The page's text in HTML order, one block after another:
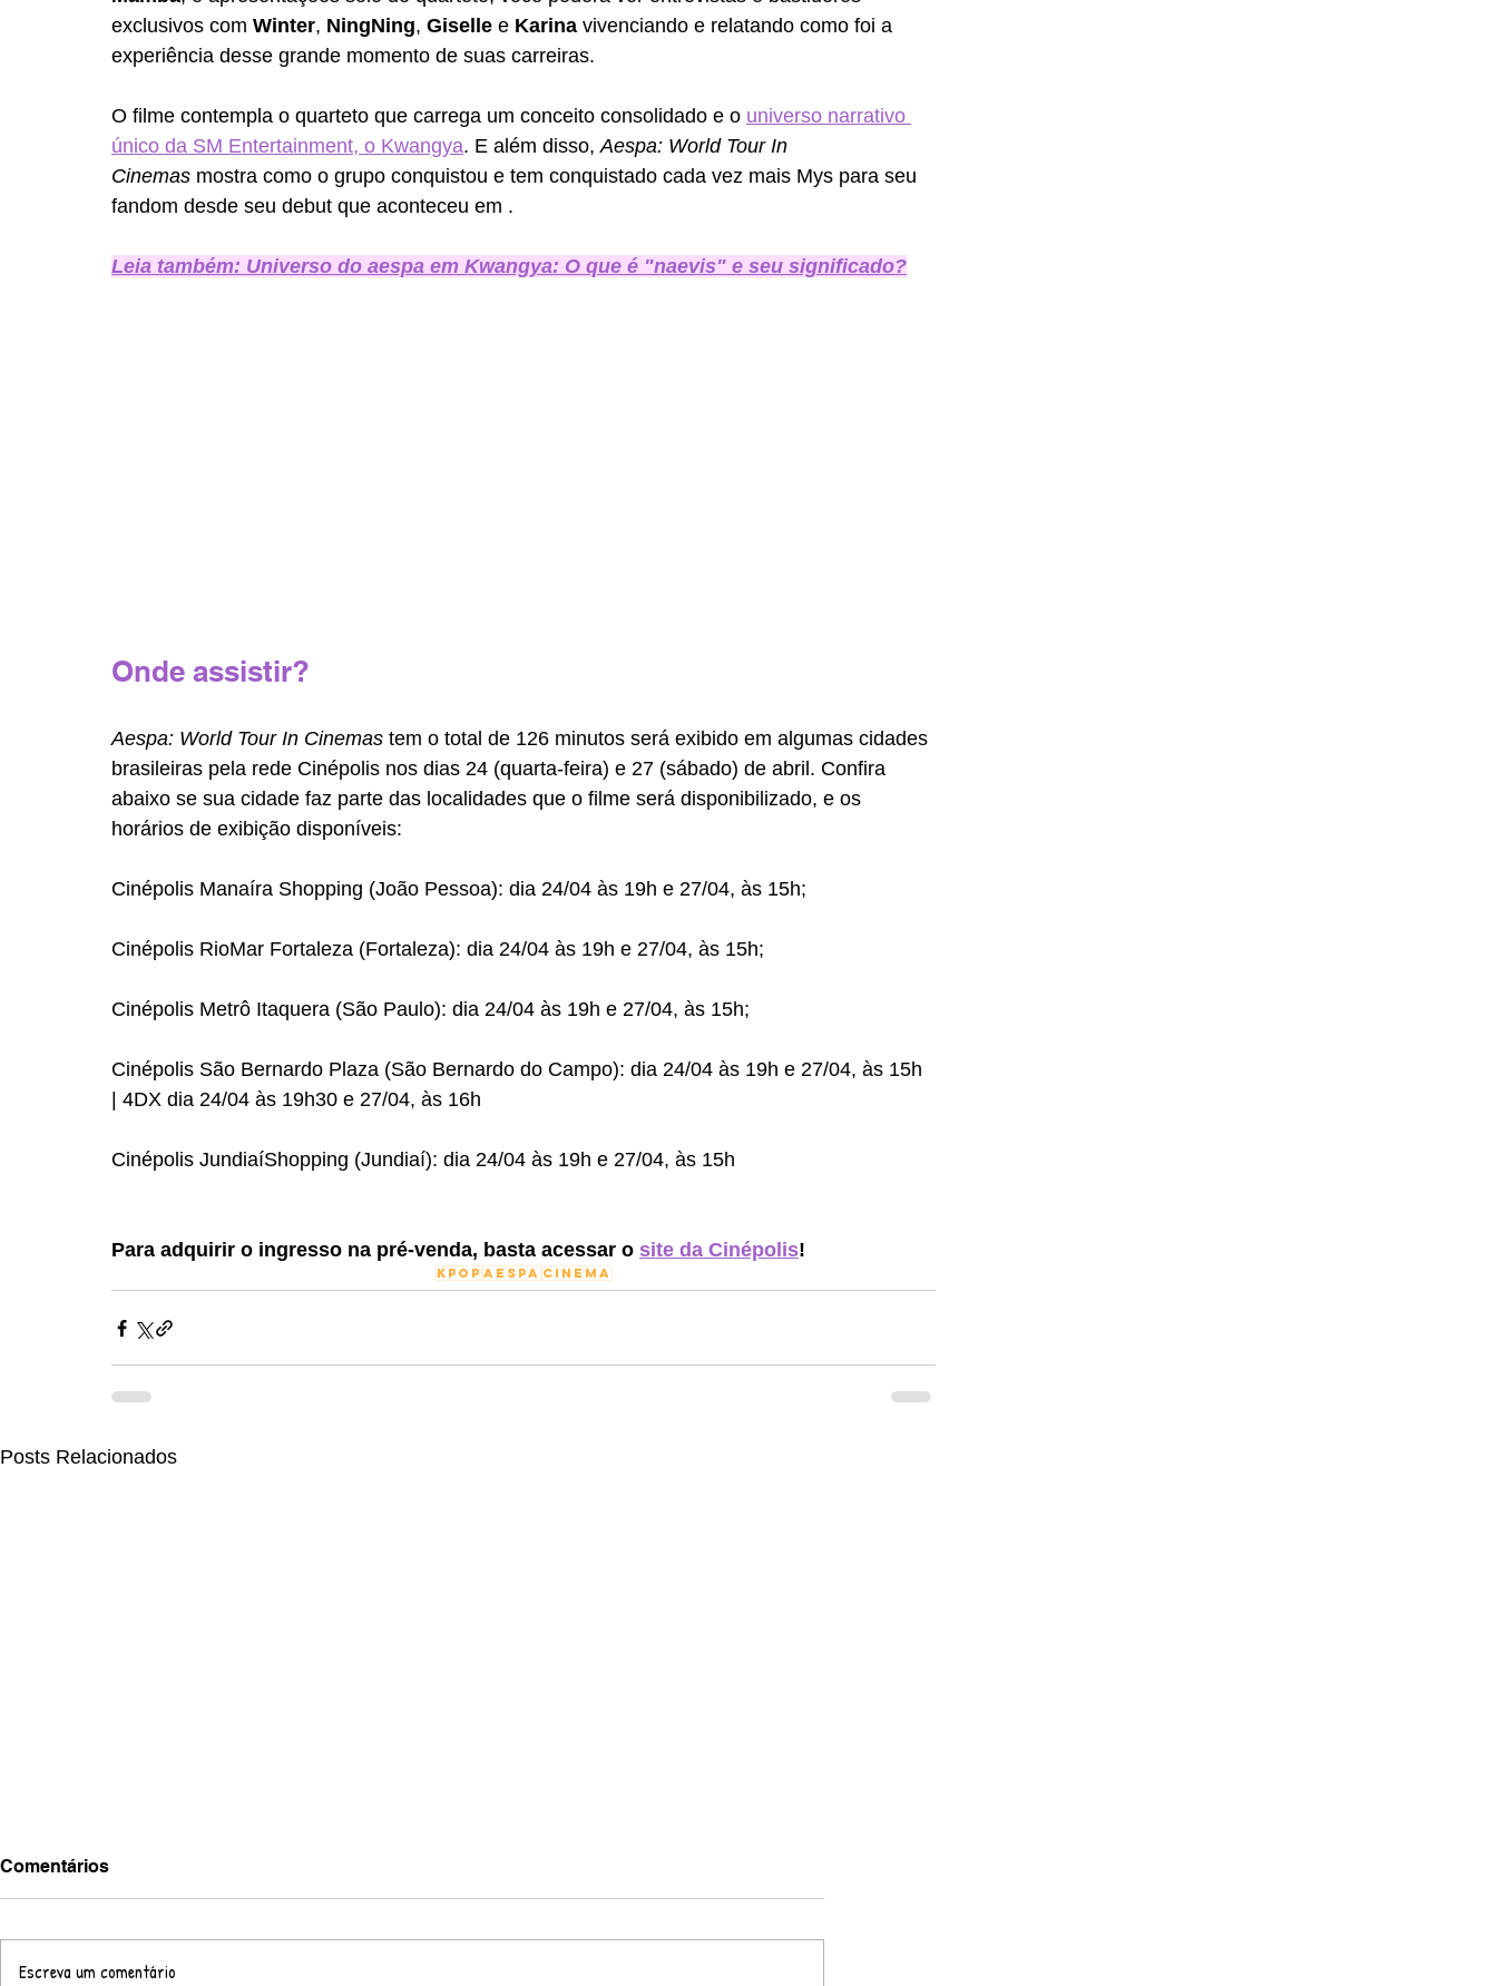
exclusivos com Winter, NingNing, Giselle e Karina vivenciando e relatando como foi a
experiência desse grande momento de suas carreiras.
O filme contempla o quarteto que carrega um conceito consolidado e o universo narrativo
único da SM Entertainment, o Kwangya. E além disso, Aespa: World Tour In
Cinemas mostra como o grupo conquistou e tem conquistado cada vez mais Mys para seu
fandom desde seu debut que aconteceu em .
Leia também: Universo do aespa em Kwangya: O que é "naevis" e seu significado?
Onde assistir?
Aespa: World Tour In Cinemas tem o total de 126 minutos será exibido em algumas cidades
brasileiras pela rede Cinépolis nos dias 24 (quarta-feira) e 27 (sábado) de abril. Confira
abaixo se sua cidade faz parte das localidades que o filme será disponibilizado, e os
horários de exibição disponíveis:
Cinépolis Manaíra Shopping (João Pessoa): dia 24/04 às 19h e 27/04, às 15h;
Cinépolis RioMar Fortaleza (Fortaleza): dia 24/04 às 19h e 27/04, às 15h;
Cinépolis Metrô Itaquera (São Paulo): dia 24/04 às 19h e 27/04, às 15h;
Cinépolis São Bernardo Plaza (São Bernardo do Campo): dia 24/04 às 19h e 27/04, às 15h
| 4DX dia 24/04 às 19h30 e 27/04, às 16h
Cinépolis JundiaíShopping (Jundiaí): dia 24/04 às 19h e 27/04, às 15h
Para adquirir o ingresso na pré-venda, basta acessar o site da Cinépolis!
kpop aespa cinema
Posts Relacionados
Comentários
Escreva um comentário